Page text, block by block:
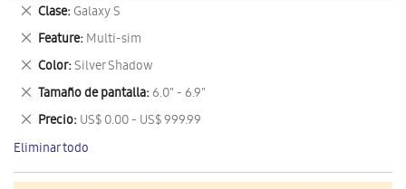
Clase Galaxy S
Eliminar
este
artículo
Feature Multi-sim
Eliminar
este
artículo
Color Silver Shadow
Eliminar
este
artículo
Tamaño de pantalla 6.0" - 6.9"
Eliminar
este
artículo
Precio US$ 0.00 - US$ 999.99
Eliminar
este
artículo
Eliminar todo